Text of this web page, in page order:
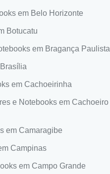
em Belo Horizonte
Botucatu
em Bragança Paulista
em Cachoeirinha
e Notebooks em Cachoeiro
em Camaragibe
Campinas
em Campo Grande